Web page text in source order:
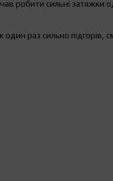
робити сильні затяжки
раз сильно